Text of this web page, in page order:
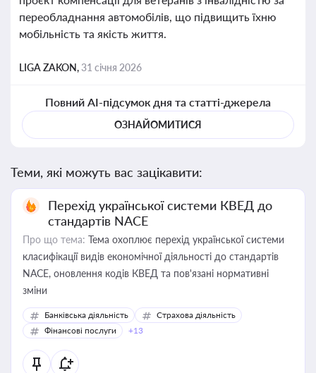
переобладнання автомобілів, що підвищить їхню
мобільність та якість життя.
LIGA ZAKON,31 січня 2026
Повний AI-підсумок дня та статті-джерела
ОЗНАЙОМИТИСЯ
Теми, які можуть вас зацікавити:
Перехід української системи КВЕД до
стандартів NACE
Про що тема: Тема охоплює перехід української системи
класифікації видів економічної діяльності до стандартів
NACE, оновлення кодів КВЕД та пов'язані нормативні
зміни
Банківська діяльність
Страхова діяльність
Фінансові послуги
+13